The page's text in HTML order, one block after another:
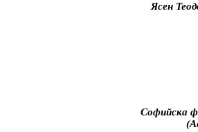
Ясен
Софийска